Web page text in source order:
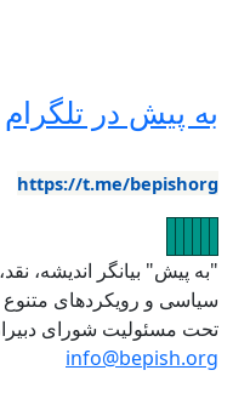
پیش در تلگرام
https://t.me/
پیش" بیانگر اندیشه، نقد،
و رویکردهای متنوع
مسئولیت شورای دبیران